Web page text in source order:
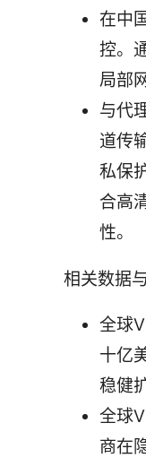
在中
控。
局部
与代
道传
私保
合高
性。
相关数据
全球
十亿
稳健
全球
商在